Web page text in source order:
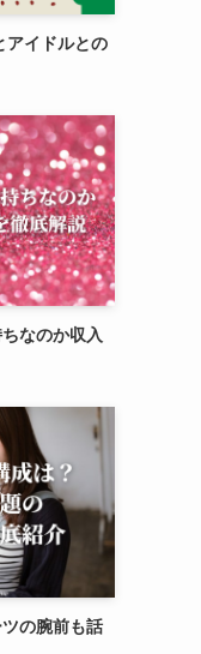
アイドルとの
なのか収入
の腕前も話